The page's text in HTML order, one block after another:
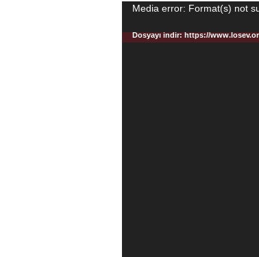
Video
Media error: Format(s) not
Dosyayı indir: https://